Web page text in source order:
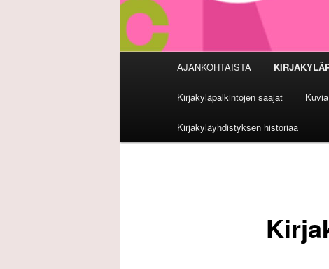
AJANKOHTAISTA
Kirjakyläpalkintojen saajat
Kirjakyläyhdistyksen historiaa